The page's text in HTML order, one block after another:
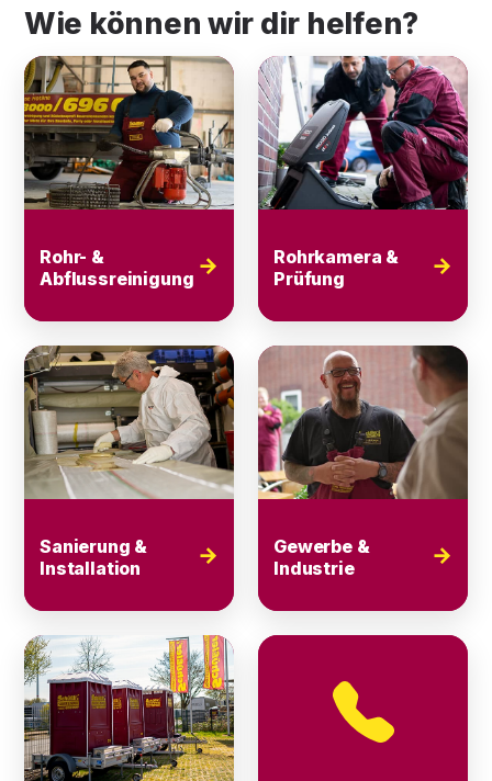
Wie können wir dir helfen?
Rohr- &
Abflussreinigung →
Rohrkamera &
Prüfung
→
Sanierung &
Installation
→
Gewerbe &
Industrie
→